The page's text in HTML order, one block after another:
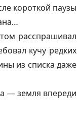
короткой паузы
расспрашивал
кучу редких
из списка даже
— земля впереди